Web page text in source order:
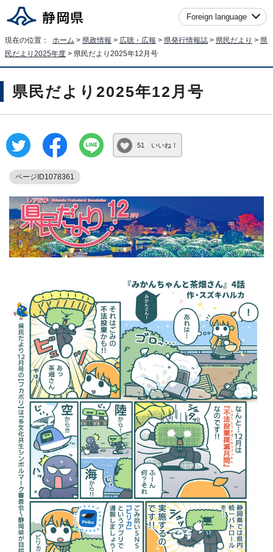
Foreign language
現在の位置： ホーム > 県政情報 > 広聴・広報 > 県発行情報誌 > 県民だより > 県
民だより2025年度 > 県民だより2025年12月号
県民だより2025年12月号
51 いいね！
ページID1078361